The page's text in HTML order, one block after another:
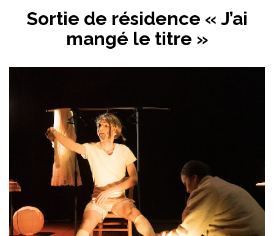
Sortie de résidence « J’ai
mangé le titre »